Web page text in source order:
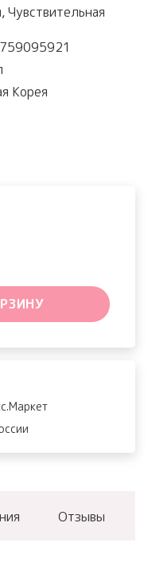
Чувствительная
Корея
Отзывы